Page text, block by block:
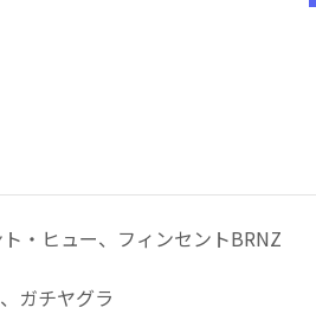
・ヒュー、フィンセントBRNZ
ガチヤグラ